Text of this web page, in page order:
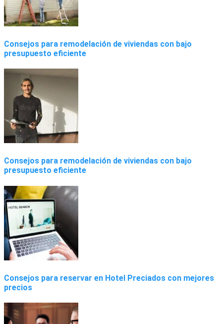
Consejos para remodelación de viviendas con bajo
presupuesto eficiente
Consejos para remodelación de viviendas con bajo
presupuesto eficiente
Consejos para reservar en Hotel Preciados con mejores
precios